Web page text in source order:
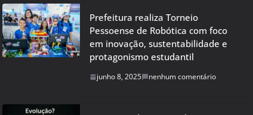
Prefeitura realiza Torneio
Pessoense de Robótica com foco
em inovação, sustentabilidade e
protagonismo estudantil
junho 8, 2025 nenhum comentário